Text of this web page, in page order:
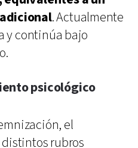
. Actualmente
y continúa bajo
psicológico
el
rubros